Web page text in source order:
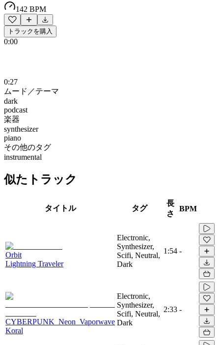
142 BPM
トラックを購入
0:00
0:27
ムード／テーマ
dark
podcast
楽器
synthesizer
piano
その他のタグ
instrumental
似たトラック
タイトル タグ
長
さ
BPM
Orbit
Lightning Traveler
Electronic,
Synthesizer,
Scifi, Neutral,
Dark
1:54 -
CYBERPUNK_Neon_Vaporwave
Koral
Electronic,
Synthesizer,
Scifi, Neutral,
Dark
2:33 -